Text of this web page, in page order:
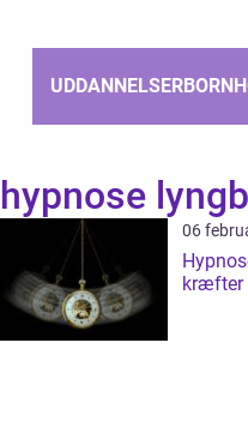
hypnose
06
kræfter